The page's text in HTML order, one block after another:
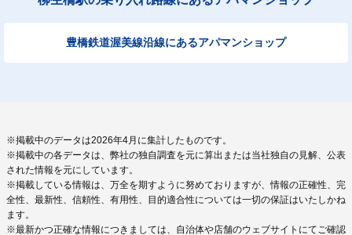
豊橋鉄道渥美線沿線にあるアパマンショップ
※掲載中のデータは2026年4月に集計したものです。
※掲載中の各データは、弊社の独自調査を元に算出または当社独自の見解、公表
された情報を元にしています。
※掲載している情報は、万全を期すように努めておりますが、情報の正確性、完
全性、最新性、信頼性、有用性、目的適合性については一切の保証はいたしかね
ます。
※最新かつ正確な情報につきましては、自治体や店舗のウェブサイトにてご確認